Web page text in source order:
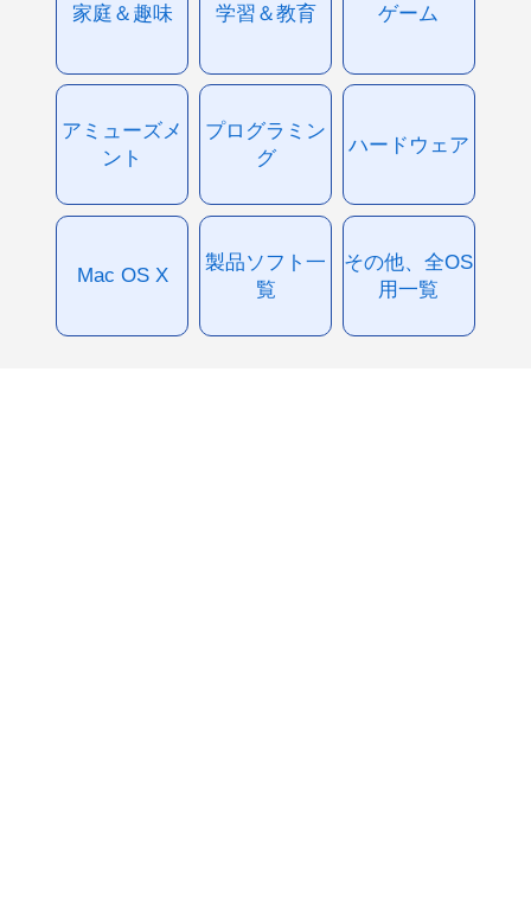
家庭＆趣味 学習＆教育 ゲーム
アミューズメ
ント
プログラミン
グ
ハードウェア
Mac OS X
製品ソフト一
覧
その他、全OS
用一覧